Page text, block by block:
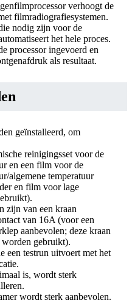
verhoogt de
filmradiografiesystemen.
nodig zijn voor de
het hele proces.
processor ingevoerd en
als resultaat.
geïnstalleerd, om
reinigingsset voor de
en een film voor de
algemene temperatuur
en film voor lage
zijn van een kraan
van 16A (voor een
aanbevolen; deze kraan
gebruikt).
een testrun uitvoert met het
is, wordt sterk
wordt sterk aanbevolen.